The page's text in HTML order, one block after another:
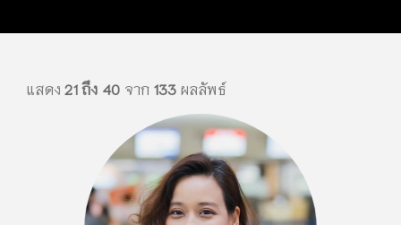
แสดง21 ถึง 40 จาก 133 ผลลัพธ์